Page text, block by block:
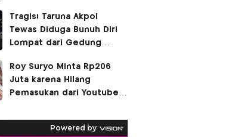
Tragis! Taruna Akpol
Tewas Diduga Bunuh Diri
Lompat dari Gedung
Roy Suryo Minta Rp206
Juta karena Hilang
Pemasukan dari Youtube
Reaksi Polda Metro